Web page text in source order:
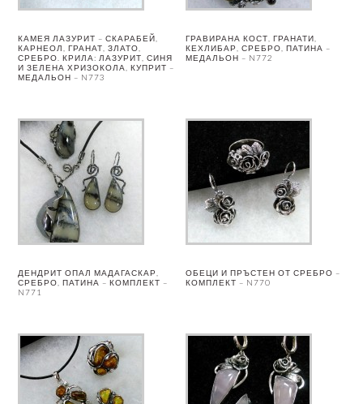
КАМЕЯ ЛАЗУРИТ – СКАРАБЕЙ,
КАРНЕОЛ, ГРАНАТ, ЗЛАТО,
СРЕБРО. КРИЛА: ЛАЗУРИТ, СИНЯ
И ЗЕЛЕНА ХРИЗОКОЛА, КУПРИТ –
МЕДАЛЬОН – N773
ГРАВИРАНА КОСТ, ГРАНАТИ,
КЕХЛИБАР, СРЕБРО, ПАТИНА –
МЕДАЛЬОН – N772
ДЕНДРИТ ОПАЛ МАДАГАСКАР,
СРЕБРО, ПАТИНА – КОМПЛЕКТ –
N771
ОБЕЦИ И ПРЪСТЕН ОТ СРЕБРО –
КОМПЛЕКТ – N770